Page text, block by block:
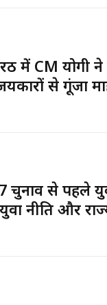
में CM योगी ने
से गूंजा
चुनाव से पहले
नीति और